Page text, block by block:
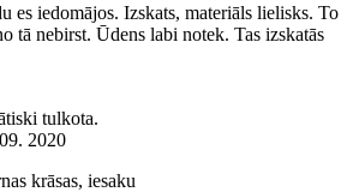
es iedomājos. Izskats, materiāls lielisks. To
tā nebirst. Ūdens labi notek. Tas izskatās
tulkota.
2020
krāsas, iesaku